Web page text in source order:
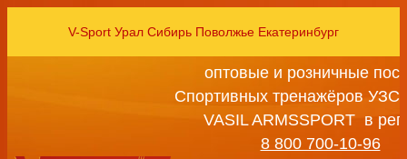
V-Sport Урал Сибирь Поволжье Екатеринбург
оптовые и розничные
Спортивных тренажёров
VASIL ARMSSPORT в
8 800 700-10-96